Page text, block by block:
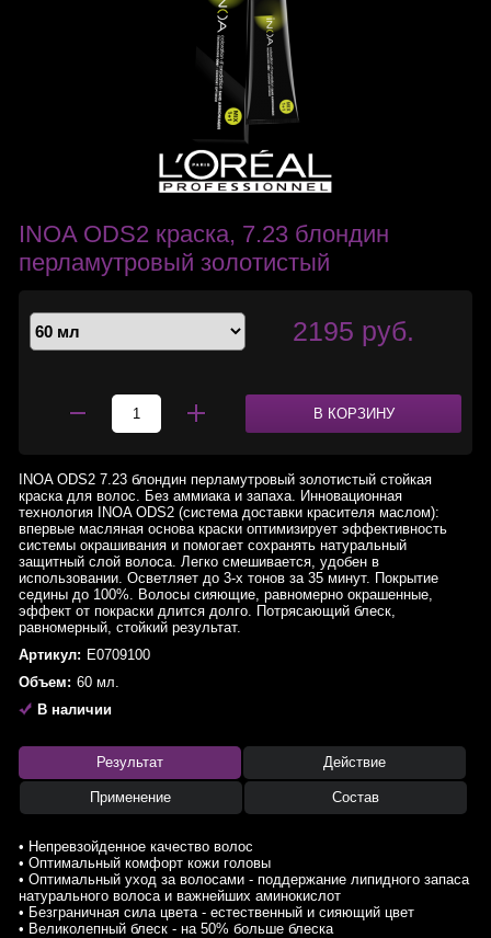
INOA ODS2 краска, 7.23 блондин
перламутровый золотистый
2195 руб.
В КОРЗИНУ
INOA ODS2 7.23 блондин перламутровый золотистый стойкая
краска для волос. Без аммиака и запаха. Инновационная
технология INOA ODS2 (система доставки красителя маслом):
впервые масляная основа краски оптимизирует эффективность
системы окрашивания и помогает сохранять натуральный
защитный слой волоса. Легко смешивается, удобен в
использовании. Осветляет до 3-х тонов за 35 минут. Покрытие
седины до 100%. Волосы сияющие, равномерно окрашенные,
эффект от покраски длится долго. Потрясающий блеск,
равномерный, стойкий результат.
Артикул: E0709100
Объем: 60 мл.
В наличии
Результат Действие
Применение Состав
• Непревзойденное качество волос
• Оптимальный комфорт кожи головы
• Оптимальный уход за волосами - поддержание липидного запаса
натурального волоса и важнейших аминокислот
• Безграничная сила цвета - естественный и сияющий цвет
• Великолепный блеск - на 50% больше блеска